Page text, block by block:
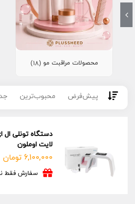
محصولات مراقبت مو (18)
پیش‌فرض محبوب‌ترین
لایت اوملون
6,100,000 تومان
سفارش فقط